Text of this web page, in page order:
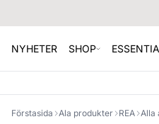
NYHETER SHOP
Förstasida Ala produkter REA Alla